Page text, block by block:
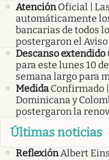
Atención Oficial |
automáticamente
bancarias de todos
postergaron el
Descanso extendido
para este lunes 10
semana largo para
Medida Confirmado
Dominicana y
postergaron la
Últimas noticias
ReflexiónAlbert